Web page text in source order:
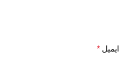
ایمیل *